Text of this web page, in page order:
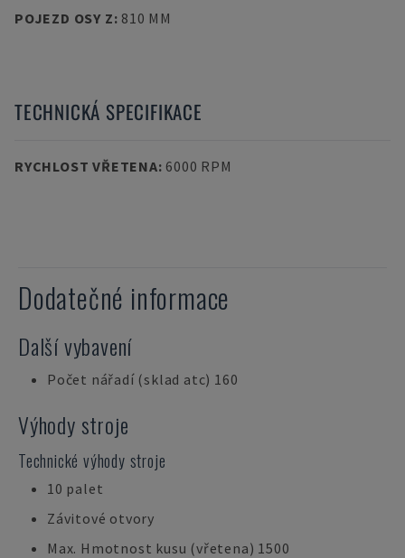
POJEZD OSY Z: 810 MM
TECHNICKÁ SPECIFIKACE
RYCHLOST VŘETENA: 6000 RPM
Dodatečné informace
Další vybavení
Počet nářadí (sklad atc) 160
Výhody stroje
Technické výhody stroje
10 palet
Závitové otvory
Max. Hmotnost kusu (vřetena) 1500